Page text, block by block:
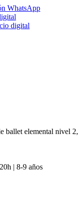
WhatsApp
digital
ballet elemental nivel 2,